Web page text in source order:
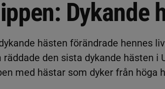
Dykande
hästen förändrade hennes
den sista dykande hästen i
med hästar som dyker från höga